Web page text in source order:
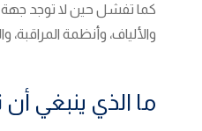
كما تفشل حين لا توجد جهة
والألياف، وأنظمة
ما الذي ينبغي